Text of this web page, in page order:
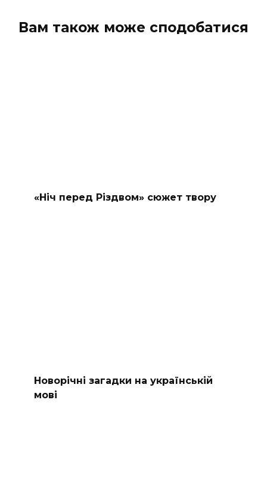
Вам також може сподобатися
«Ніч перед Різдвом» сюжет твору
Новорічні загадки на українській
мові